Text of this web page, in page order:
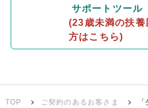
サポートツール
(23歳未満の扶養
方はこちら)
TOP ご契約のあるお客さま